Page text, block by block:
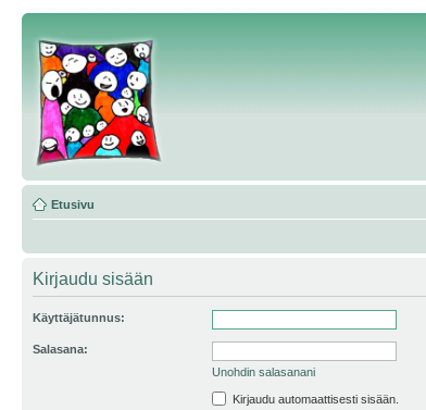
Etusivu
Kirjaudu sisään
Käyttäjätunnus:
Salasana:
Unohdin salasanani
Kirjaudu automaattisesti sisään.